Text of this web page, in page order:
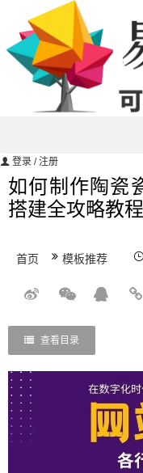
登录 / 注册
如何制作陶瓷
搭建全攻略教程
首页 模板推荐
查看目录